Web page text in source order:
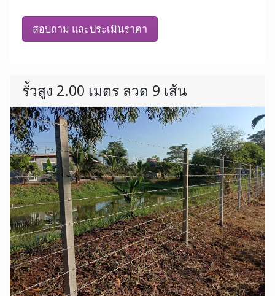
สอบถาม และประเมินราคา
รั้วสูง 2.00 เมตร ลวด 9 เส้น